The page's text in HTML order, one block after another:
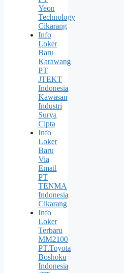
Yeon
Technology
Cikarang
Info
Loker
Baru
Karawang
PT
JTEKT
Indonesia
Kawasan
Industri
Surya
Cipta
Info
Loker
Baru
Via
Email
PT
TENMA
Indonesia
Cikarang
Info
Loker
Terbaru
MM2100
PT.Toyota
Boshoku
Indonesia